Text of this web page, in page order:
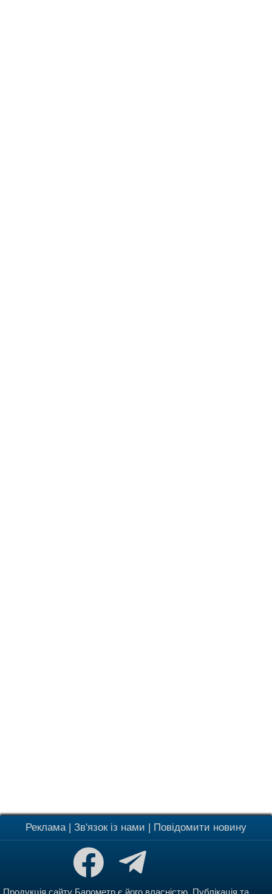
Реклама| Зв'язок із нами | Повідомити новину
Продукція сайту Барометр є його власністю. Публікація та